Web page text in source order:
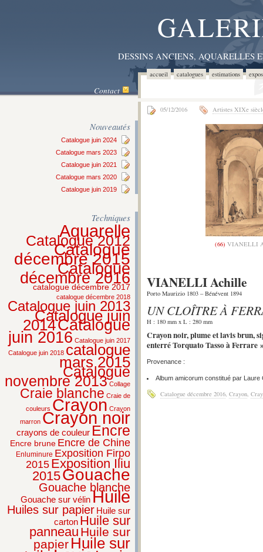
DESSINS ANCIENS,
accueil catalogues estimations
Contact
Nouveautés
Catalogue juin 2024
Catalogue mars 2023
Catalogue juin 2021
Catalogue mars 2020
Catalogue juin 2019
Techniques
Aquarelle
Catalogue 2012
Catalogue
décembre 2015
Catalogue
décembre 2016
catalogue décembre 2017
catalogue décembre 2018
Catalogue juin 2013
Catalogue juin
2014Catalogue
juin 2016 Catalogue juin 2017
Catalogue juin 2018 catalogue
mars 2015
Catalogue
novembre 2013 Collage
Craie blanche Craie de
couleurs Crayon Crayon
marron Crayon noir
crayons de couleur Encre
Encre brune Encre de Chine
Enluminure Exposition Firpo
2015 Exposition Iliu
2015Gouache
Gouache blanche
Gouache sur vélinHuile
Huiles sur papier Huile sur
carton Huile sur
panneau Huile sur
papier Huile sur
05/12/2016 Artistes XIXe
(66) VIANELLI
VIANELLI Achille
Porto Maurizio 1803 – Bénévent 1894
UN CLOÎTRE À
H : 180 mm x L : 280 mm
Crayon noir, plume et lavis brun,
enterré Torquato Tasso à Ferrare
Provenance :
Album amicorum constitué par
Catalogue décembre 2016 Crayon